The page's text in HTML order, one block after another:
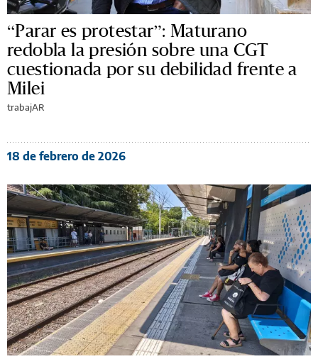
“Parar es protestar”: Maturano
redobla la presión sobre una CGT
cuestionada por su debilidad frente a
Milei
trabajAR
18 de febrero de 2026